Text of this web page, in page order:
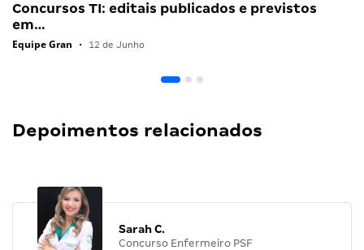
Concursos TI: editais publicados e previstos
em…
Equipe Gran • 12 de Junho
Depoimentos relacionados
Sarah C.
Concurso Enfermeiro PSF